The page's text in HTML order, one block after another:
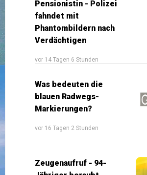
Pensionistin - Polizei
fahndet mit
Phantombildern nach
Verdächtigen
vor 14 Tagen 6 Stunden
Was bedeuten die
blauen Radwegs-
Markierungen?
vor 16 Tagen 2 Stunden
Zeugenaufruf - 94-